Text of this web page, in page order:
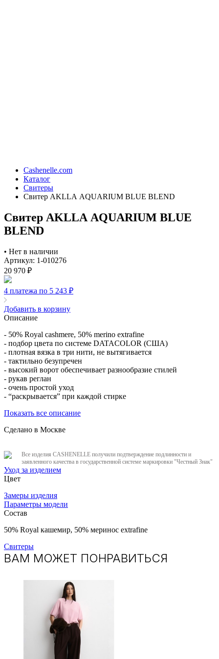
Cashenelle.com
Каталог
Свитеры
Свитер AKLLA AQUARIUM BLUE BLEND
Свитер AKLLA AQUARIUM BLUE
BLEND
• Нет в наличии
Артикул: 1-010276
20 970 ₽
4 платежа по 5 243 ₽
Добавить в корзину
Описание
- 50% Royal cashmere, 50% merino extrafine
- подбор цвета по системе DATACOLOR (США)
- плотная вязка в три нити, не вытягивается
- тактильно безупречен
- высокий ворот обеспечивает разнообразие стилей
- рукав реглан
- очень простой уход
- “раскрывается” при каждой стирке
Показать все описание
Сделано в Москве
Все изделия CASHENELLE получили подтверждение подлинности и
заявленного качества в государственной системе маркировки "Честный Знак"
Уход за изделием
Цвет
Замеры изделия
Параметры модели
Состав
50% Royal кашемир, 50% меринос extrafine
Свитеры
ВАМ МОЖЕТ ПОНРАВИТЬСЯ